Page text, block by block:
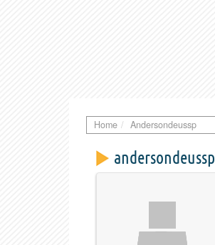
Home Andersondeussp
andersondeussp